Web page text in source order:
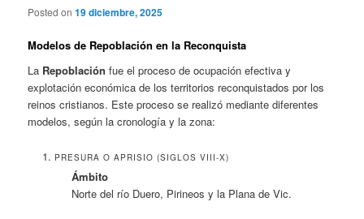
Posted on19 diciembre, 2025
Modelos de Repoblación en la Reconquista
La Repoblación fue el proceso de ocupación efectiva y
explotación económica de los territorios reconquistados por los
reinos cristianos. Este proceso se realizó mediante diferentes
modelos, según la cronología y la zona:
PRESURA O APRISIO (SIGLOS VIII-X)
Ámbito
Norte del río Duero, Pirineos y la Plana de Vic.